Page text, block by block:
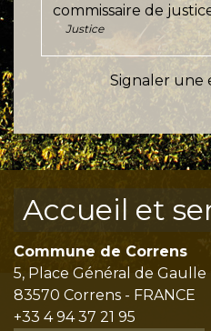
commissaire de
Justice
Signaler une
Accueil et
Commune de Correns
5, Place Général de Gaulle
83570 Correns - FRANCE
+33 4 94 37 21 95